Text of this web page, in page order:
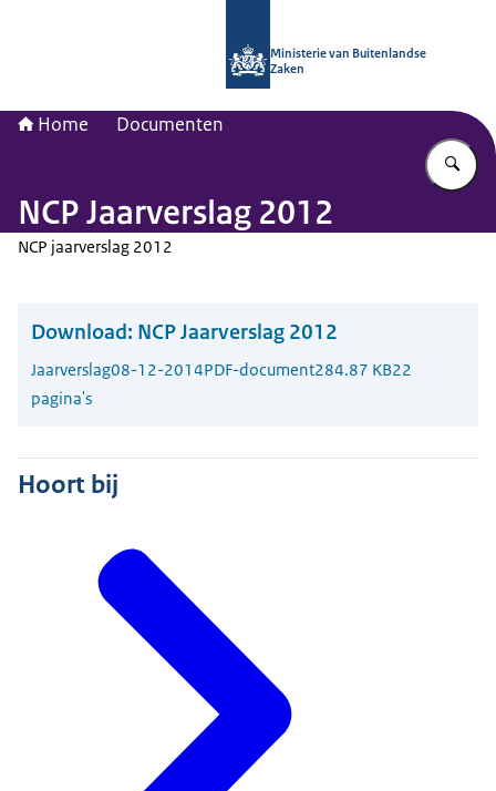
Ministerie van Buitenlandse
Zaken
Home Documenten
NCP Jaarverslag 2012
NCP jaarverslag 2012
Download: NCP Jaarverslag 2012
Jaarverslag08-12-2014PDF-document284.87 KB22
pagina's
Hoort bij